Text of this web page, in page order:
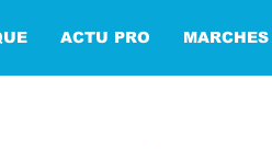
ACTU PRO